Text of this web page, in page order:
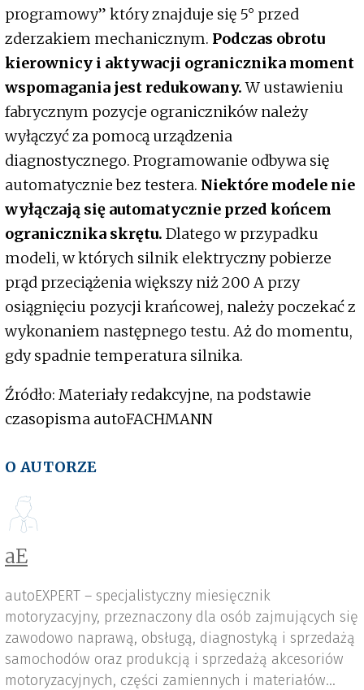
programowy” który znajduje się 5° przed
zderzakiem mechanicznym. Podczas obrotu
kierownicy i aktywacji ogranicznika moment
wspomagania jest redukowany.W ustawieniu
fabrycznym pozycje ograniczników należy
wyłączyć za pomocą urządzenia
diagnostycznego. Programowanie odbywa się
automatycznie bez testera. Niektóre modele nie
wyłączają się automatycznie przed końcem
ogranicznika skrętu. Dlatego w przypadku
modeli, w których silnik elektryczny pobierze
prąd przeciążenia większy niż 200 A przy
osiągnięciu pozycji krańcowej, należy poczekać z
wykonaniem następnego testu. Aż do momentu,
gdy spadnie temperatura silnika.
Źródło: Materiały redakcyjne, na podstawie
czasopisma autoFACHMANN
O AUTORZE
aE
autoEXPERT – specjalistyczny miesięcznik
motoryzacyjny, przeznaczony dla osób zajmujących się
zawodowo naprawą, obsługą, diagnostyką i sprzedażą
samochodów oraz produkcją i sprzedażą akcesoriów
motoryzacyjnych, części zamiennych i materiałów